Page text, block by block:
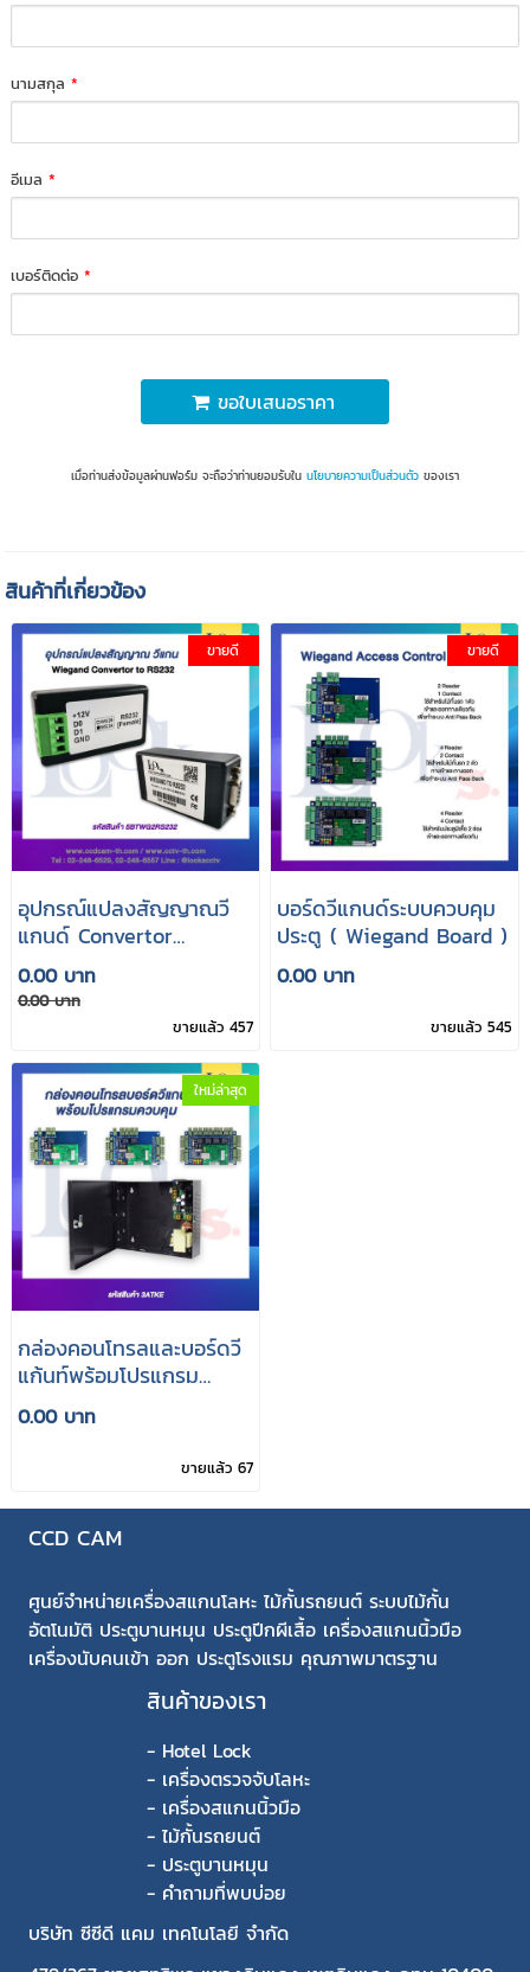
นามสกุล*
อีเมล*
เบอร์ติดต่อ*
ขอใบเสนอราคา
เมื่อท่านส่งข้อมูลผ่านฟอร์ม จะถือว่าท่านยอมรับใน นโยบายความเป็นส่วนตัว ของเรา
สินค้าที่เกี่ยวข้อง
ขายดี
อุปกรณ์แปลงสัญญาณวี
แกนด์ Convertor
Wiegand to RS-232
0.00 บาท
0.00 บาท
ขายแล้ว 457
ขายดี
บอร์ดวีแกนด์ระบบควบคุม
ประตู ( Wiegand Board )
0.00 บาท
ขายแล้ว 545
ใหม่ล่าสุด
กล่องคอนโทรลและบอร์ดวี
แก้นท์พร้อมโปรแกรม
ควบคุมไม้กระดก Barrier
Carpark
0.00 บาท
ขายแล้ว 67
CCD CAM
ศูนย์จำหน่ายเครื่องสแกนโลหะ ไม้กั้นรถยนต์ ระบบไม้กั้น
อัตโนมัติ ประตูบานหมุน ประตูปีกผีเสื้อ เครื่องสแกนนิ้วมือ
เครื่องนับคนเข้า ออก ประตูโรงแรม คุณภาพมาตรฐาน
สินค้าของเรา
- Hotel Lock
- เครื่องตรวจจับโลหะ
- เครื่องสแกนนิ้วมือ
- ไม้กั้นรถยนต์
- ประตูบานหมุน
- คำถามที่พบบ่อย
บริษัท ซีซีดี แคม เทคโนโลยี จำกัด